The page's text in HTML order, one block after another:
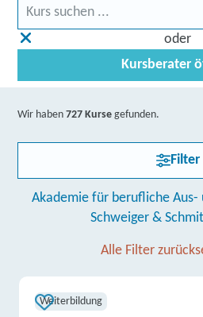
oder
Kursberater
Wir haben727 Kurse gefunden.
Filter
Akademie für berufliche Aus-
Schweiger &
Alle Filter
Weiterbildung